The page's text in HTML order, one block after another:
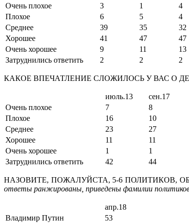
Очень плохое
3 1 4
Плохое
6 5 4
Среднее
39 35 32
Хорошее
41 47 47
Очень хорошее
9 11 13
Затруднились ответить
2 2 2
КАКОЕ ВПЕЧАТЛЕНИЕ СЛОЖИЛОСЬ У ВАС О
июль.13 сен.17
Очень плохое
7 8
Плохое
16 10
Среднее
23 27
Хорошее
11 11
Очень хорошее
1 1
Затруднились ответить
42 44
НАЗОВИТЕ, ПОЖАЛУЙСТА, 5-6 ПОЛИТИКОВ,
ответы ранжированы, приведены фамилии
апр.18
Владимир Путин
53